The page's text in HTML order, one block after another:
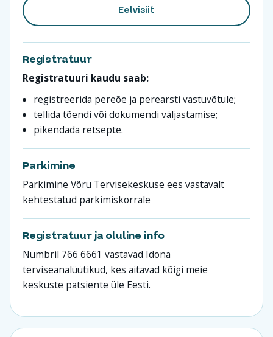
Eelvisiit
Registratuur
Registratuuri kaudu saab:
registreerida pereõe ja perearsti vastuvõtule;
tellida tõendi või dokumendi väljastamise;
pikendada retsepte.
Parkimine
Parkimine Võru Tervisekeskuse ees vastavalt
kehtestatud parkimiskorrale
Registratuur ja oluline info
Numbril 766 6661 vastavad Idona
terviseanalüütikud, kes aitavad kõigi meie
keskuste patsiente üle Eesti.